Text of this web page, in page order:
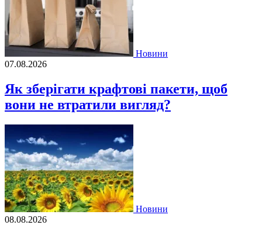
Новини
07.08.2026
Як зберігати крафтові пакети, щоб
вони не втратили вигляд?
Новини
08.08.2026